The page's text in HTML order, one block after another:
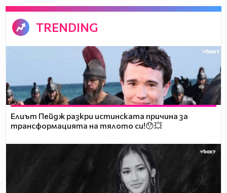
TRENDING
Елиът Пейдж разкри истинската причина за
трансформацията на тялото си!😯💥